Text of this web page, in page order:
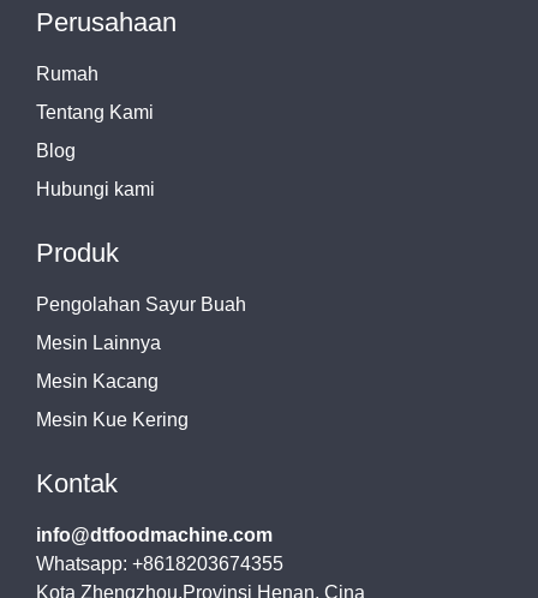
Perusahaan
Rumah
Tentang Kami
Blog
Hubungi kami
Produk
Pengolahan Sayur Buah
Mesin Lainnya
Mesin Kacang
Mesin Kue Kering
Kontak
info@dtfoodmachine.com
Whatsapp: +8618203674355
Kota Zhengzhou,Provinsi Henan, Cina